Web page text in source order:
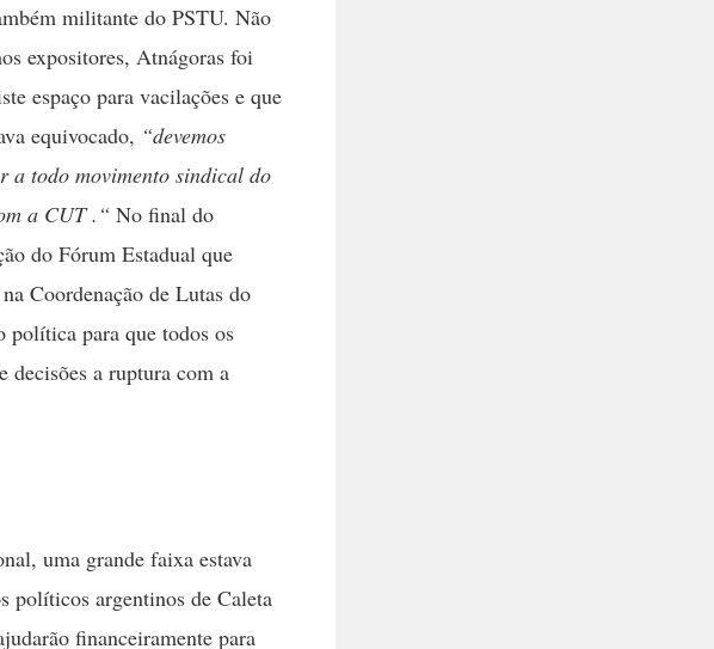
militante do PSTU. Não
expositores, Atnágoras foi
espaço para vacilações e que
equivocado, “devemos
a todo movimento sindical do
a CUT .“ No final do
do Fórum Estadual que
Coordenação de Lutas do
política para que todos os
decisões a ruptura com a
uma grande faixa estava
políticos argentinos de Caleta
financeiramente para